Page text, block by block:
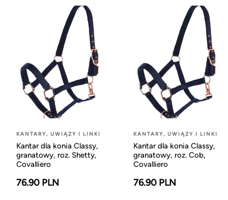
KANTARY, UWIĄZY I LINKI
Kantar dla konia Classy,
granatowy, roz. Shetty,
Covalliero
76.90 PLN
KANTARY, UWIĄZY I LINKI
Kantar dla konia Classy,
granatowy, roz. Cob,
Covalliero
76.90 PLN